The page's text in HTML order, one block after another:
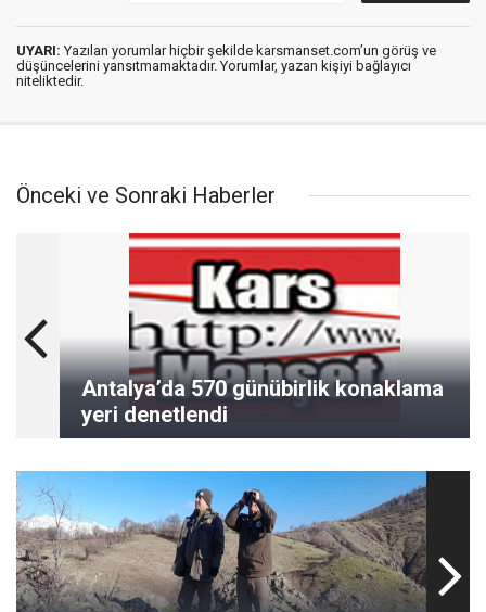
UYARI: Yazılan yorumlar hiçbir şekilde karsmanset.com’un görüş ve
düşüncelerini yansıtmamaktadır. Yorumlar, yazan kişiyi bağlayıcı
niteliktedir.
Önceki ve Sonraki Haberler
Antalya’da 570 günübirlik konaklama
yeri denetlendi